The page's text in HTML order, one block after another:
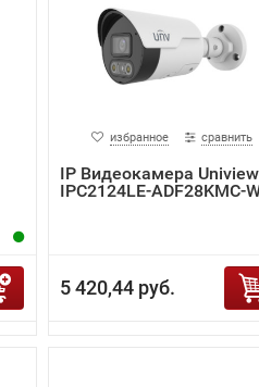
избранное сравнить
IP Видеокамера Uniview
IPC2124LE-ADF28KMC-
5 420,44 руб.